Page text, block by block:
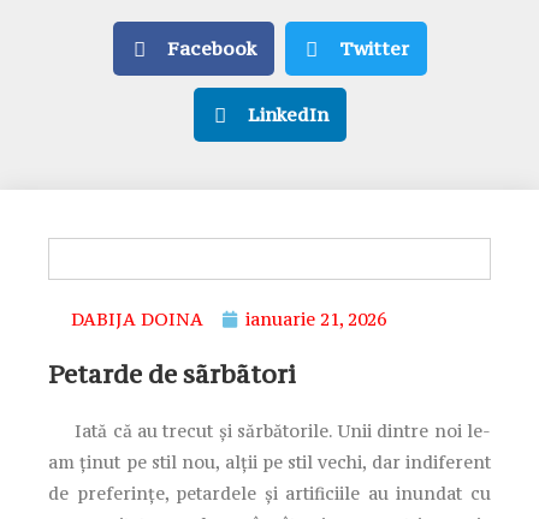
Facebook Twitter
LinkedIn
DABIJA DOINA ianuarie 21, 2026
Petarde de sãrbãtori
Iată că au trecut şi sărbătorile. Unii dintre noi le-
am ţinut pe stil nou, alţii pe stil vechi, dar indiferent
de preferinţe, petardele şi artificiile au inundat cu